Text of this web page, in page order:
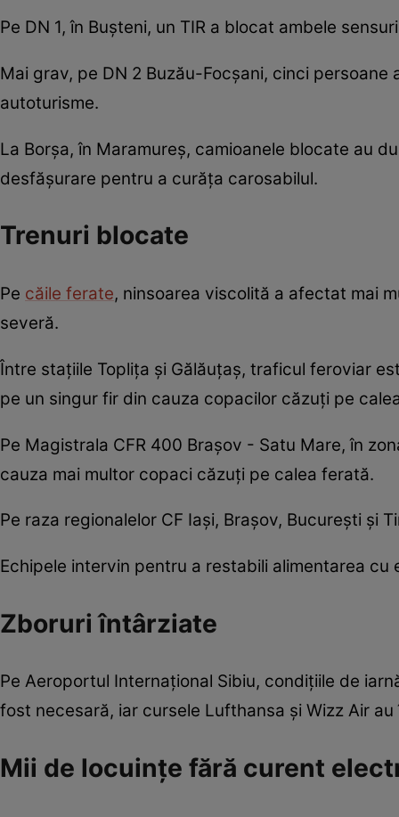
Pe DN 1, în Bușteni, un TIR a blocat ambele
Mai grav, pe DN 2 Buzău-Focșani, cinci
autoturisme.
La Borșa, în Maramureș, camioanele blocate au
desfășurare pentru a curăța carosabilul.
Trenuri blocate
Pe căile ferate, ninsoarea viscolită a afectat mai
severă.
Între stațiile Toplița și Gălăuțaș, traficul feroviar
pe un singur fir din cauza copacilor căzuți pe
Pe Magistrala CFR 400 Brașov - Satu Mare, în
cauza mai multor copaci căzuți pe calea ferată.
Pe raza regionalelor CF Iași, Brașov, București și
Echipele intervin pentru a restabili alimentarea cu
Zboruri întârziate
Pe Aeroportul Internațional Sibiu, condițiile de
fost necesară, iar cursele Lufthansa și Wizz Air
Mii de locuințe fără curent